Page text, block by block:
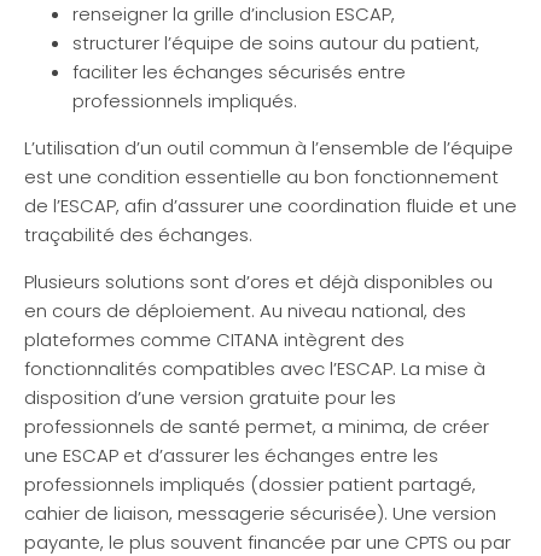
renseigner la grille d’inclusion ESCAP,
structurer l’équipe de soins autour du patient,
faciliter les échanges sécurisés entre
professionnels impliqués.
L’utilisation d’un outil commun à l’ensemble de l’équipe
est une condition essentielle au bon fonctionnement
de l’ESCAP, afin d’assurer une coordination fluide et une
traçabilité des échanges.
Plusieurs solutions sont d’ores et déjà disponibles ou
en cours de déploiement. Au niveau national, des
plateformes comme CITANA intègrent des
fonctionnalités compatibles avec l’ESCAP. La mise à
disposition d’une version gratuite pour les
professionnels de santé permet, a minima, de créer
une ESCAP et d’assurer les échanges entre les
professionnels impliqués (dossier patient partagé,
cahier de liaison, messagerie sécurisée). Une version
payante, le plus souvent financée par une CPTS ou par